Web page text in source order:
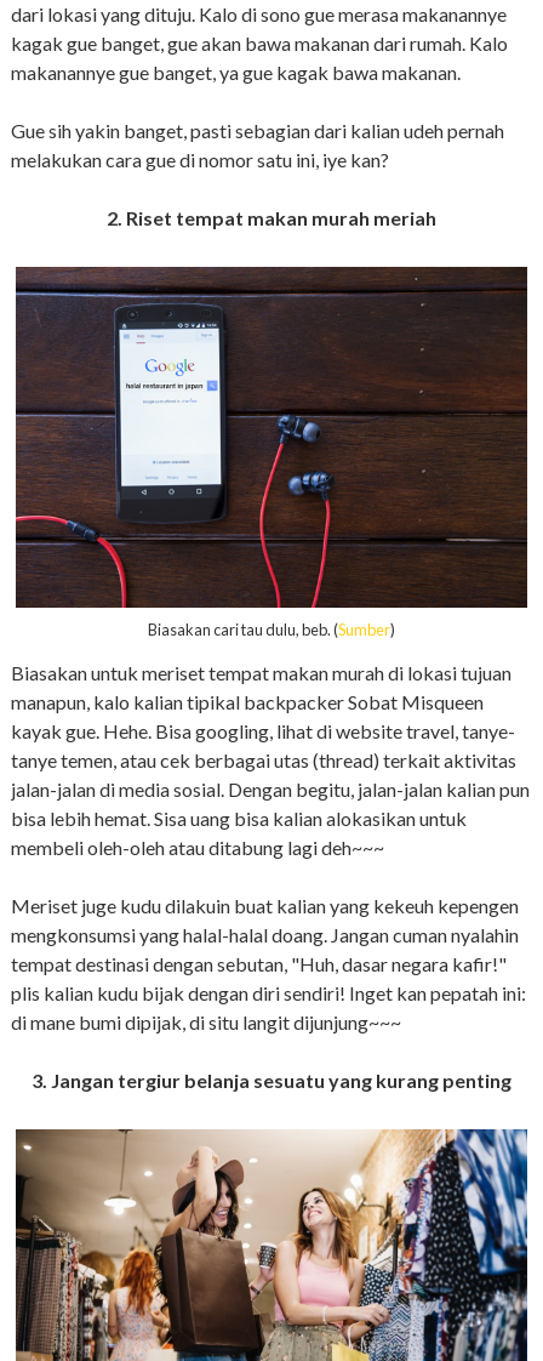
dari lokasi yang dituju. Kalo di sono gue merasa makanannye
kagak gue banget, gue akan bawa makanan dari rumah. Kalo
makanannye gue banget, ya gue kagak bawa makanan.
Gue sih yakin banget, pasti sebagian dari kalian udeh pernah
melakukan cara gue di nomor satu ini, iye kan?
2. Riset tempat makan murah meriah
Biasakan cari tau dulu, beb. (Sumber)
Biasakan untuk meriset tempat makan murah di lokasi tujuan
manapun, kalo kalian tipikal backpacker Sobat Misqueen
kayak gue. Hehe. Bisa googling, lihat di website travel, tanye-
tanye temen, atau cek berbagai utas (thread) terkait aktivitas
jalan-jalan di media sosial. Dengan begitu, jalan-jalan kalian pun
bisa lebih hemat. Sisa uang bisa kalian alokasikan untuk
membeli oleh-oleh atau ditabung lagi deh~~~
Meriset juge kudu dilakuin buat kalian yang kekeuh kepengen
mengkonsumsi yang halal-halal doang. Jangan cuman nyalahin
tempat destinasi dengan sebutan, "Huh, dasar negara kafir!"
plis kalian kudu bijak dengan diri sendiri! Inget kan pepatah ini:
di mane bumi dipijak, di situ langit dijunjung~~~
3. Jangan tergiur belanja sesuatu yang kurang penting